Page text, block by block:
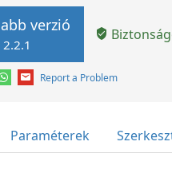
verzió
2.2.1
Report a Problem
Paraméterek